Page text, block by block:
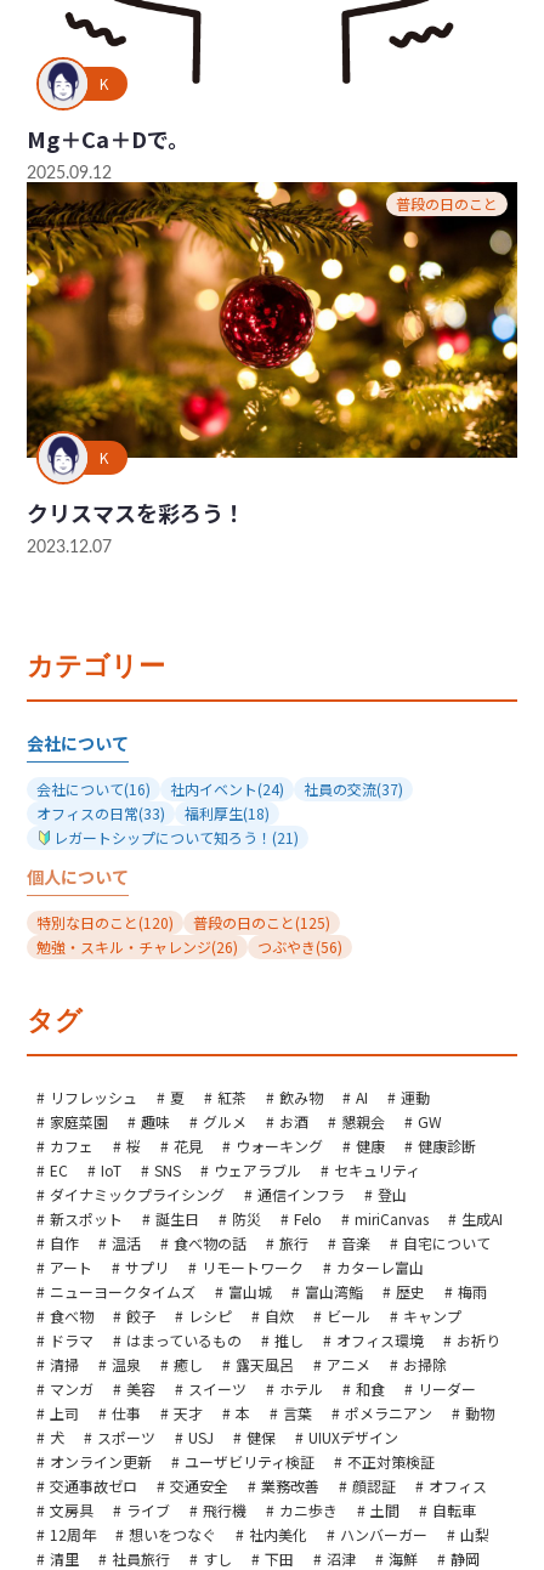
K
Mg＋Ca＋Dで。
2025.09.12
普段の日のこと
K
クリスマスを彩ろう！
2023.12.07
カテゴリー
会社について
会社について(16) 社内イベント(24) 社員の交流(37)
オフィスの日常(33) 福利厚生(18)
レガートシップについて知ろう！ (21)
個人について
特別な日のこと(120) 普段の日のこと(125)
勉強・スキル・チャレンジ(26) つぶやき(56)
タグ
リフレッシュ 夏 紅茶 飲み物 AI
運動
家庭菜園
趣味 グルメ お酒 懇親会
GW
カフェ
桜 花見 ウォーキング 健康
健康診断
EC
IoT SNS ウェアラブル
セキュリティ
ダイナミックプライシング
通信インフラ
登山
新スポット
誕生日 防災 Felo miriCanvas
生成AI
自作
温活 食べ物の話 旅行 音楽
自宅について
アート
サプリ リモートワーク
カターレ富山
ニューヨークタイムズ
富山城 富山湾鮨 歴史
梅雨
食べ物
餃子 レシピ 自炊 ビール
キャンプ
ドラマ
はまっているもの 推し オフィス環境
お祈り
清掃
温泉 癒し 露天風呂 アニメ
お掃除
マンガ
美容 スイーツ ホテル 和食
リーダー
上司
仕事 天才 本 言葉 ポメラニアン
動物
犬
スポーツ USJ 健保
UIUXデザイン
オンライン更新
ユーザビリティ検証
不正対策検証
交通事故ゼロ
交通安全 業務改善 顔認証
オフィス
文房具
ライブ 飛行機 カニ歩き 土間
自転車
12周年
想いをつなぐ 社内美化 ハンバーガー
山梨
清里
社員旅行 すし 下田 沼津 海鮮
静岡